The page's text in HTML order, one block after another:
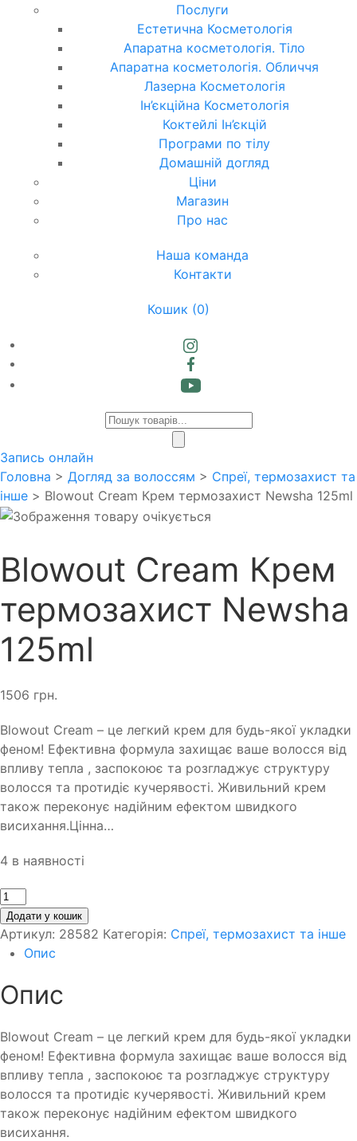
Послуги
Естетична Косметологія
Апаратна косметологія. Тіло
Апаратна косметологія. Обличчя
Лазерна Косметологія
Ін’єкційна Косметологія
Коктейлі Ін’єкцій
Програми по тілу
Домашній догляд
Ціни
Магазин
Про нас
Наша команда
Контакти
Кошик (0)
Products
Запись онлайн
Головна > Догляд за волоссям > Спреї, термозахист та
інше > Blowout Cream Крем термозахист Newsha 125ml
Blowout Cream Крем
термозахист Newsha
125ml
1506 грн.
Blowout Cream – це легкий крем для будь-якої укладки
феном! Ефективна формула захищає ваше волосся від
впливу тепла , заспокоює та розгладжує структуру
волосся та протидіє кучерявості. Живильний крем
також переконує надійним ефектом швидкого
висихання.Цінна…
4 в наявності
Кількість
Додати у кошик
Артикул: 28582 Категорія: Спреї, термозахист та інше
Опис
Опис
Blowout Cream – це легкий крем для будь-якої укладки
феном! Ефективна формула захищає ваше волосся від
впливу тепла , заспокоює та розгладжує структуру
волосся та протидіє кучерявості. Живильний крем
також переконує надійним ефектом швидкого
висихання.